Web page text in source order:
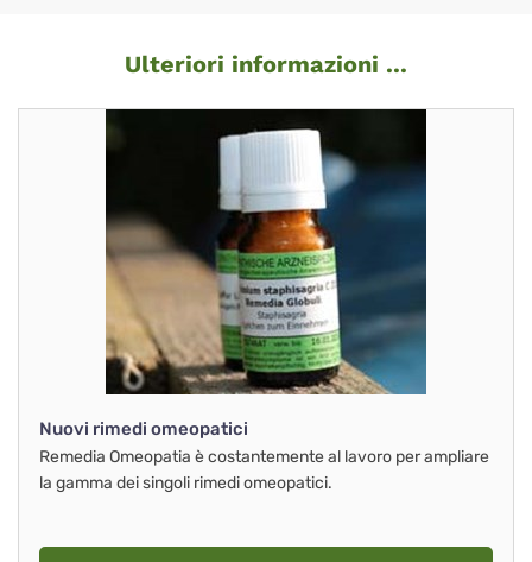
Ulteriori informazioni ...
Nuovi rimedi omeopatici
Remedia Omeopatia è costantemente al lavoro per ampliare
la gamma dei singoli rimedi omeopatici.